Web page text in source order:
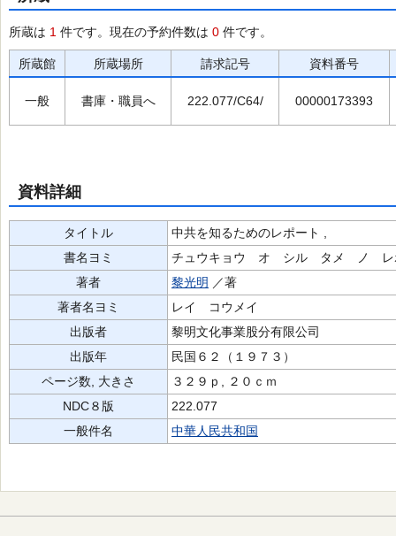
所蔵は 1 件です。現在の予約件数は 0 件です。
所蔵館 所蔵場所 請求記号 資料番号
一般 書庫・職員へ 222.077/C64/ 00000173393
資料詳細
タイトル
中共を知るためのレポート ,
書名ヨミ
チュウキョウ オ シル タメ ノ レ
著者
黎光明 ／著
著者名ヨミ
レイ コウメイ
出版者
黎明文化事業股分有限公司
出版年
民国６２（１９７３）
ページ数, 大きさ
３２９ｐ, ２０ｃｍ
NDC８版
222.077
一般件名
中華人民共和国